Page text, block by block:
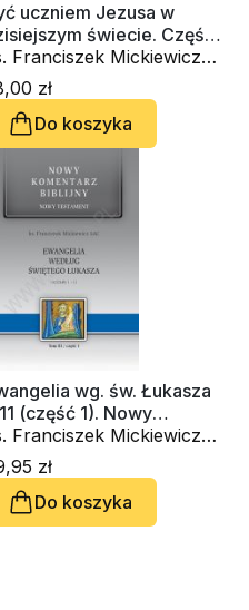
uczniem Jezusa w
świecie. Część
Franciszek Mickiewicz
zł
Do koszyka
wg. św. Łukasza
(część 1). Nowy
Biblijny. Tom III
1
Franciszek Mickiewicz
zł
Do koszyka